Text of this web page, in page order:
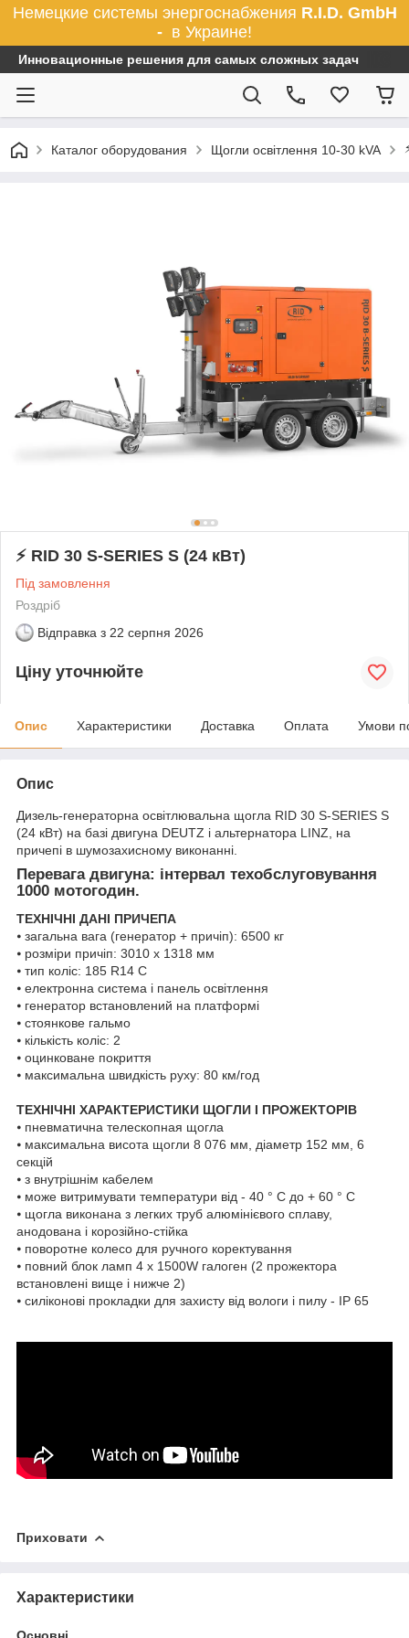
Немецкие системы энергоснабжения R.I.D. GmbH
- в Украине!
Инновационные решения для самых сложных задач
Каталог оборудования Щогли освітлення 10-30 kVA
⚡ RID 30 S-SERIES S (24 кВт)
Під замовлення
Роздріб
Відправка з 22 серпня 2026
Ціну уточнюйте
Опис Характеристики Доставка Оплата Умови
Опис
Дизель-генераторна освітлювальна щогла RID 30 S-SERIES S
(24 кВт) на базі двигуна DEUTZ і альтернатора LINZ, на
причепі в шумозахисному виконанні.
Перевага двигуна: інтервал техобслуговування
1000 мотогодин.
ТЕХНІЧНІ ДАНІ ПРИЧЕПА
⦁ загальна вага (генератор + причіп): 6500 кг
⦁ розміри причіп: 3010 x 1318 мм
⦁ тип коліс: 185 R14 C
⦁ електронна система і панель освітлення
⦁ генератор встановлений на платформі
⦁ стоянкове гальмо
⦁ кількість коліс: 2
⦁ оцинковане покриття
⦁ максимальна швидкість руху: 80 км/год
ТЕХНІЧНІ ХАРАКТЕРИСТИКИ ЩОГЛИ І ПРОЖЕКТОРІВ
⦁ пневматична телескопная щогла
⦁ максимальна висота щогли 8 076 мм, діаметр 152 мм, 6
секцій
⦁ з внутрішнім кабелем
⦁ може витримувати температури від - 40 ° C до + 60 ° C
⦁ щогла виконана з легких труб алюмінієвого сплаву,
анодована і корозійно-стійка
⦁ поворотне колесо для ручного коректування
⦁ повний блок ламп 4 x 1500W галоген (2 прожектора
встановлені вище і нижче 2)
⦁ силіконові прокладки для захисту від вологи і пилу - IP 65
Приховати
Характеристики
Основні